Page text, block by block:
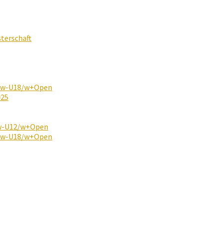
U18/w+Open
U12/w+Open
U18/w+Open